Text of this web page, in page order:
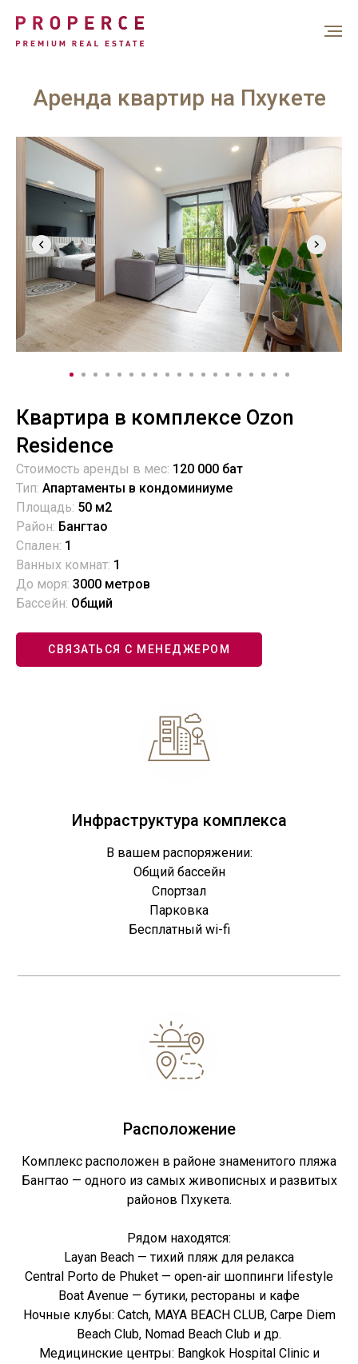
Аренда квартир на Пхукете
Квартира в комплексе Ozon
Residence
Стоимость аренды в мес: 120 000 бат
Тип: Апартаменты в кондоминиуме
Площадь: 50 м2
Район: Бангтао
Спален: 1
Ванных комнат: 1
До моря: 3000 метров
Бассейн: Общий
СВЯЗАТЬСЯ С МЕНЕДЖЕРОМ
Инфраструктура комплекса
В вашем распоряжении:
Общий бассейн
Спортзал
Парковка
Бесплатный wi-fi
Расположение
Комплекс расположен в районе знаменитого пляжа
Бангтао — одного из самых живописных и развитых
районов Пхукета.
Рядом находятся:
Layan Beach — тихий пляж для релакса
Central Porto de Phuket — open-air шоппинги lifestyle
Boat Avenue — бутики, рестораны и кафе
Ночные клубы: Catch, MAYA BEACH CLUB, Carpe Diem
Beach Club, Nomad Beach Club и др.
Медицинские центры: Bangkok Hospital Clinic и